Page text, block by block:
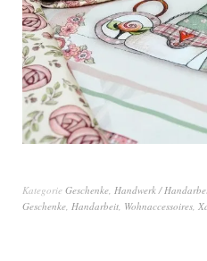
Kategorie Geschenke, Handwerk /
Geschenke, Handarbeit, Wohnaccessoires,